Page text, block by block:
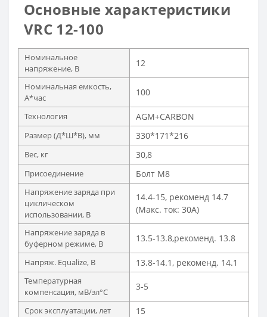
Основные характеристики
VRC 12-100
Номинальное
напряжение, В
12
Номинальная емкость,
А*час
100
Технология AGM+CARBON
Размер (Д*Ш*В), мм 330*171*216
Вес, кг 30,8
Присоединение Болт M8
Напряжение заряда при
циклическом
использовании, В
14.4-15, рекоменд 14.7
(Макс. ток: 30A)
Напряжение заряда в
буферном режиме, В
13.5-13.8,рекоменд. 13.8
Напряж. Equalize, В 13.8-14.1, рекоменд. 14.1
Температурная
компенсация, мВ/эл°С
3-5
Срок эксплуатации, лет 15